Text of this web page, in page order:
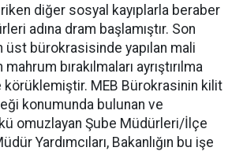
diğer sosyal kayıplarla beraber
adına dram başlamıştır. Son
üst bürokrasisinde yapılan mali
bırakılmaları ayrıştırılma
MEB Bürokrasinin kilit
konumunda bulunan ve
omuzlayan Şube Müdürleri/İlçe
Yardımcıları, Bakanlığın bu işe